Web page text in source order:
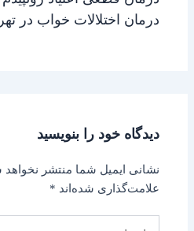
درمان اختلالات خواب در
دیدگاه‌ خود را بنویسید
نشانی ایمیل شما منتشر
علامت‌گذاری شده‌اند *